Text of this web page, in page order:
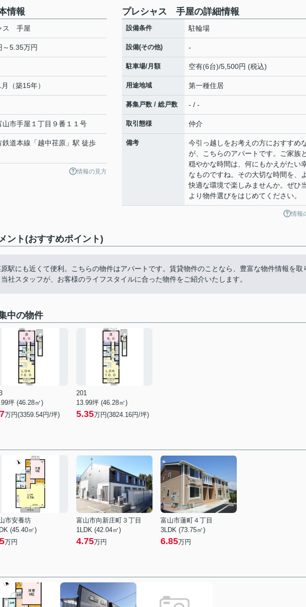
情報
ス 手屋
～5.35万円
（築15年）
山市手屋 １丁目９番１１号
鉄道本線 「越中荏原 」駅 徒歩
情報の見方
プレシャス 手屋の詳細情報
設備条件 駐輪場
設備(その他) -
駐車場/月額 空有(6台)/5,500円 (税込)
用途地域 第一種住居
募集戸数 / 総戸数 - / -
取引態様 仲介
備考
今引っ越しをお考えの方におすすめ
が、こちらのアパートです。ご家族
穏やかな時間は、何にもかえがたい
なものですね。その大切な時間を、
快適な環境で楽しみませんか。ぜひ
より物件選びをはじめてください。
情報
ト(おすすめポイント)
駅にも近くて便利。こちらの物件はアパートです。賃貸物件のことなら、豊富な物件情報を取
社スタッフが、お客様のライフスタイルに合った物件をご紹介いたします。
中の物件
坪 (46.28㎡)
万円(3359.54円/坪)
201
13.99坪 (46.28㎡)
5.35万円(3824.16円/坪)
市安養坊
(45.40㎡)
万円
富山市向新庄町３丁目
1LDK (42.04㎡)
4.75万円
富山市蓮町４丁目
3LDK (73.75㎡)
6.85万円